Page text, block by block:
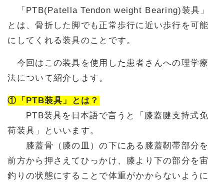
「PTB(Patella Tendon weight Bearing)装具」
とは、骨折した脚でも正常歩行に近い歩行を可能
にしてくれる装具のことです。
今回はこの装具を使用した患者さんへの理学療
法について紹介します。
①「PTB装具」とは？
PTB装具を日本語で言うと「膝蓋腱支持式免
荷装具」といいます。
膝蓋骨（膝の皿）の下にある膝蓋靭帯部分を
前方から押さえてひっかけ、膝より下の部分を宙
釣りの状態にすることで体重がかからないように